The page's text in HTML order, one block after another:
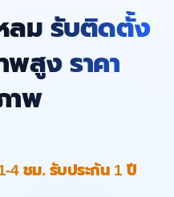
ลม รับติดตั้ง
สูง ราคา
าพ
4 ชม. รับประกัน 1 ปี